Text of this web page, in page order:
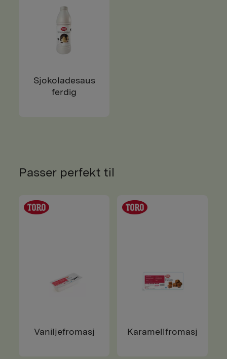
Sjokoladesaus
ferdig
Passer perfekt til
Vaniljefromasj Karamellfromasj